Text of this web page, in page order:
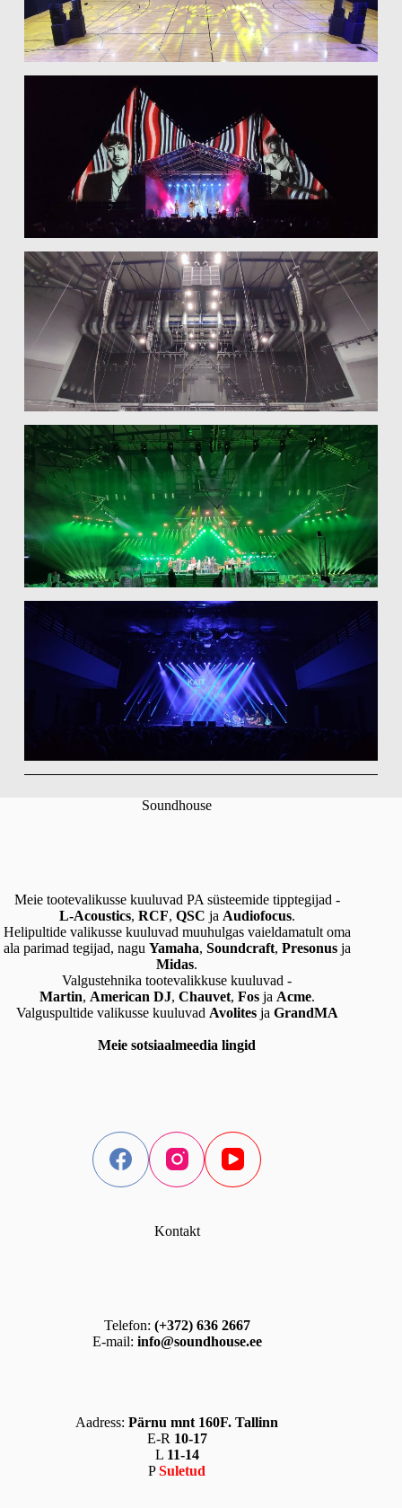
Soundhouse
Meie tootevalikusse kuuluvad PA süsteemide tipptegijad -
L-Acoustics, RCF, QSC ja Audiofocus.
Helipultide valikusse kuuluvad muuhulgas vaieldamatult oma
ala parimad tegijad, nagu Yamaha, Soundcraft, Presonusja
Midas.
Valgustehnika tootevalikkuse kuuluvad -
Martin, American DJ, Chauvet, Fosja Acme.
Valguspultide valikusse kuuluvad Avolitesja GrandMA
Meie sotsiaalmeedia lingid
Kontakt
Telefon: (+372) 636 2667
E-mail: info@soundhouse.ee
Aadress:Pärnu mnt 160F. Tallinn
E-R 10-17
L 11-14
PSuletud